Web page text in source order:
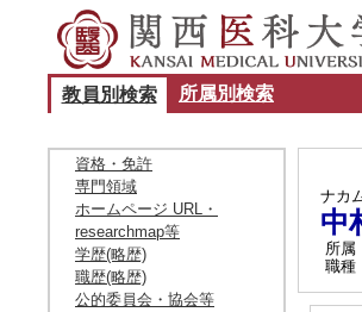
教員別検索 所属別検索
資格・免許
専門領域
ホームページ URL・
researchmap等
学歴(略歴)
職歴(略歴)
公的委員会・協会等
ナカ
中
所属
職種